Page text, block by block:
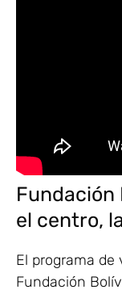
Fundación
el centro,
El programa
Fundación